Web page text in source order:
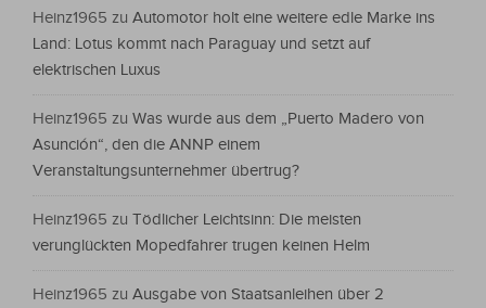
Heinz1965 zu Automotor holt eine weitere edle Marke ins
Land: Lotus kommt nach Paraguay und setzt auf
elektrischen Luxus
Heinz1965 zu Was wurde aus dem „Puerto Madero von
Asunción“, den die ANNP einem
Veranstaltungsunternehmer übertrug?
Heinz1965 zu Tödlicher Leichtsinn: Die meisten
verunglückten Mopedfahrer trugen keinen Helm
Heinz1965 zu Ausgabe von Staatsanleihen über 2